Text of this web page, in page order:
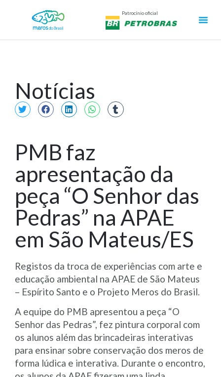
Patrocínio oficial
Notícias
PMB faz
apresentação da
peça “O Senhor das
Pedras” na APAE
em São Mateus/ES
Registos da troca de experiências com arte e
educação ambiental na APAE de São Mateus
– Espírito Santo e o Projeto Meros do Brasil.
A equipe do PMB apresentou a peça “O
Senhor das Pedras”, fez pintura corporal com
os alunos além das brincadeiras interativas
para ensinar sobre conservação dos meros de
forma lúdica e interativa. Durante o encontro,